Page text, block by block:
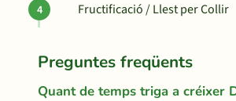
Fructificació / Llest per Collir
Preguntes freqüents
Quant de temps triga a créixer